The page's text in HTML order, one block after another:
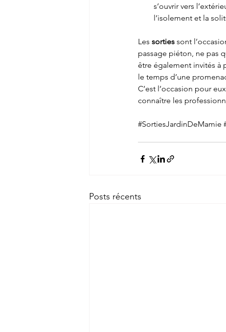
s’ouvrir vers
l’isolement et la
Les sorties sont
passage piéton, ne pas
être également invités à
le temps d’une
C’est l’occasion pour
connaître les
#SortiesJardinDeMamie
Posts récents